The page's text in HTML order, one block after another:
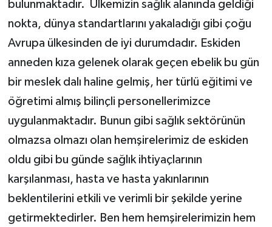
bulunmaktadır. Ülkemizin sağlık alanında geldiği
nokta, dünya standartlarını yakaladığı gibi çoğu
Avrupa ülkesinden de iyi durumdadır. Eskiden
anneden kıza gelenek olarak geçen ebelik bu gün
bir meslek dalı haline gelmiş, her türlü eğitimi ve
öğretimi almış bilinçli personellerimizce
uygulanmaktadır. Bunun gibi sağlık sektörünün
olmazsa olmazı olan hemşirelerimiz de eskiden
oldu gibi bu günde sağlık ihtiyaçlarının
karşılanması, hasta ve hasta yakınlarının
beklentilerini etkili ve verimli bir şekilde yerine
getirmektedirler. Ben hem hemşirelerimizin hem